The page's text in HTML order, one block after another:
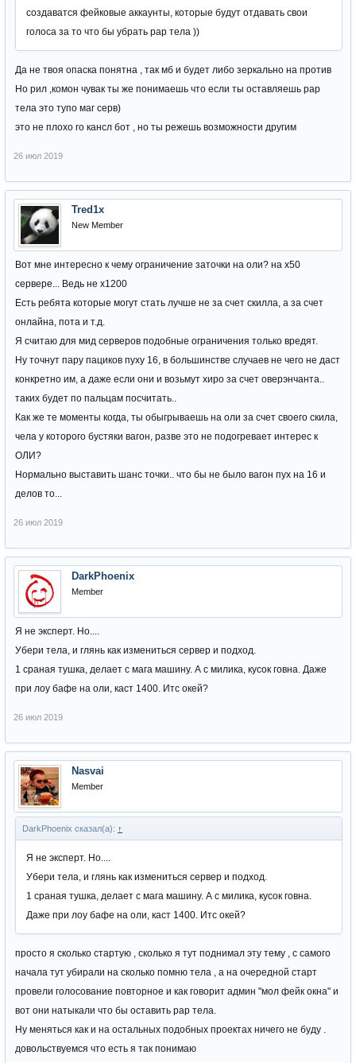
создаватся фейковые аккаунты, которые будут отдавать свои
голоса за то что бы убрать рар тела ))
Да не твоя опаска понятна , так мб и будет либо зеркально на против
Но рил ,комон чувак ты же понимаешь что если ты оставляешь рар
тела это тупо маг серв)
это не плохо го кансл бот , но ты режешь возможности другим
26 июл 2019
Tred1x
New Member
Вот мне интересно к чему ограничение заточки на оли? на х50
сервере... Ведь не х1200
Есть ребята которые могут стать лучше не за счет скилла, а за счет
онлайна, пота и т.д.
Я считаю для мид серверов подобные ограничения только вредят.
Ну точнут пару пациков пуху 16, в большинстве случаев не чего не даст
конкретно им, а даже если они и возьмут хиро за счет оверэнчанта..
таких будет по пальцам посчитать..
Как же те моменты когда, ты обыгрываешь на оли за счет своего скила,
чела у которого бустяки вагон, разве это не подогревает интерес к
ОЛИ?
Нормально выставить шанс точки.. что бы не было вагон пух на 16 и
делов то...
26 июл 2019
DarkPhoenix
Member
Я не эксперт. Но....
Убери тела, и глянь как измениться сервер и подход.
1 сраная тушка, делает с мага машину. А с милика, кусок говна. Даже
при лоу бафе на оли, каст 1400. Итс окей?
26 июл 2019
Nasvai
Member
DarkPhoenix сказал(а): ↑
Я не эксперт. Но....
Убери тела, и глянь как измениться сервер и подход.
1 сраная тушка, делает с мага машину. А с милика, кусок говна.
Даже при лоу бафе на оли, каст 1400. Итс окей?
просто я сколько стартую , сколько я тут поднимал эту тему , с самого
начала тут убирали на сколько помню тела , а на очередной старт
провели голосование повторное и как говорит админ "мол фейк окна" и
вот они натыкали что бы оставить рар тела.
Ну меняться как и на остальных подобных проектах ничего не буду .
довольствуемся что есть я так понимаю